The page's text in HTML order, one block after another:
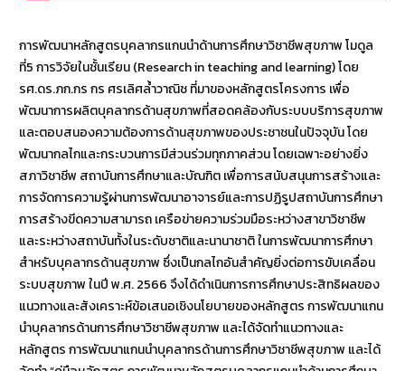
การพัฒนาหลักสูตรบุคลากรแกนนำด้านการศึกษาวิชาชีพสุขภาพ โมดูล
ที่5 การวิจัยในชั้นเรียน (Research in teaching and learning) โดย
รศ.ดร.ภก.กร กร ศรเลิศล้ำวาณิช ที่มาของหลักสูตรโครงการ เพื่อ
พัฒนาการผลิตบุคลากรด้านสุขภาพที่สอดคล้องกับระบบบริการสุขภาพ
และตอบสนองความต้องการด้านสุขภาพของประชาชนในปัจจุบัน โดย
พัฒนากลไกและกระบวนการมีส่วนร่วมทุกภาคส่วน โดยเฉพาะอย่างยิ่ง
สภาวิชาชีพ สถาบันการศึกษาและบัณฑิต เพื่อการสนับสนุนการสร้างและ
การจัดการความรู้ผ่านการพัฒนาอาจารย์และการปฏิรูปสถาบันการศึกษา
การสร้างขีดความสามารถ เครือข่ายความร่วมมือระหว่างสาขาวิชาชีพ
และระหว่างสถาบันทั้งในระดับชาติและนานาชาติ ในการพัฒนาการศึกษา
สำหรับบุคลากรด้านสุขภาพ ซึ่งเป็นกลไกอันสำคัญยิ่งต่อการขับเคลื่อน
ระบบสุขภาพ ในปี พ.ศ. 2566 จึงได้ดำเนินการการศึกษาประสิทธิผลของ
แนวทางและสังเคราะห์ข้อเสนอเชิงนโยบายของหลักสูตร การพัฒนาแกน
นำบุคลากรด้านการศึกษาวิชาชีพสุขภาพ และได้จัดทำแนวทางและ
หลักสูตร การพัฒนาแกนนำบุคลากรด้านการศึกษาวิชาชีพสุขภาพ และได้